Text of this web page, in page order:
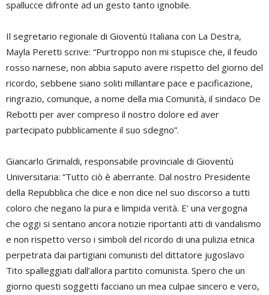
spallucce difronte ad un gesto tanto ignobile.
Il segretario regionale di Gioventù Italiana con La Destra,
Mayla Peretti scrive: “Purtroppo non mi stupisce che, il feudo
rosso narnese, non abbia saputo avere rispetto del giorno del
ricordo, sebbene siano soliti millantare pace e pacificazione,
ringrazio, comunque, a nome della mia Comunità, il sindaco De
Rebotti per aver compreso il nostro dolore ed aver
partecipato pubblicamente il suo sdegno”.
Giancarlo Grimaldi, responsabile provinciale di Gioventù
Universitaria: “Tutto ciò è aberrante. Dal nostro Presidente
della Repubblica che dice e non dice nel suo discorso a tutti
coloro che negano la pura e limpida verità. E’ una vergogna
che oggi si sentano ancora notizie riportanti atti di vandalismo
e non rispetto verso i simboli del ricordo di una pulizia etnica
perpetrata dai partigiani comunisti del dittatore jugoslavo
Tito spalleggiati dall’allora partito comunista. Spero che un
giorno questi soggetti facciano un mea culpae sincero e vero,